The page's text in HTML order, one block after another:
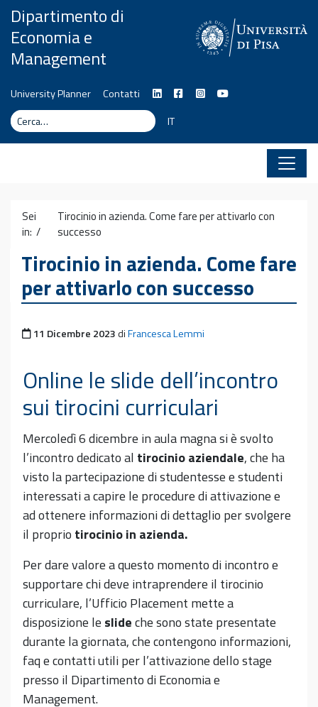
Vai al contenuto
Dipartimento di
Economia e
Management
University Planner
Contatti
Cerca
CercaIT
Sei
in: /
Tirocinio in azienda. Come fare per attivarlo con
successo
Tirocinio in azienda. Come fare
per attivarlo con successo
Pubblicato il
11 Dicembre 2023diFrancesca Lemmi
Online le slide dell’incontro
sui tirocini curriculari
Mercoledì 6 dicembre in aula magna si è svolto
l’incontro dedicato al tirocinio aziendale, che ha
visto la partecipazione di studentesse e studenti
interessati a capire le procedure di attivazione e
ad ottenere informazioni di dettaglio per svolgere
il proprio tirocinio in azienda.
Per dare valore a questo momento di incontro e
supportare chi deve intraprendere il tirocinio
curriculare, l’Ufficio Placement mette a
disposizione le slideche sono state presentate
durante la giornata, che contengono informazioni,
faq e contatti utili per l’attivazione dello stage
presso il Dipartimento di Economia e
Management.